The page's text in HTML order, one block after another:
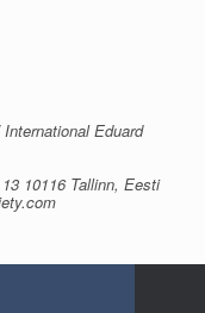
Eduard
10116 Tallinn, Eesti